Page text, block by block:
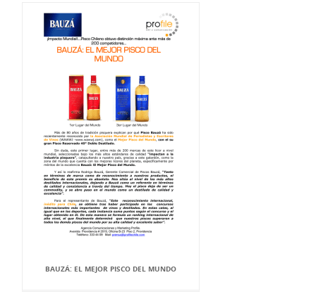
BAUZÁ: EL MEJOR PISCO DEL MUNDO